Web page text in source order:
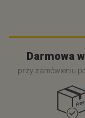
Darmowa
przy zamówieniu